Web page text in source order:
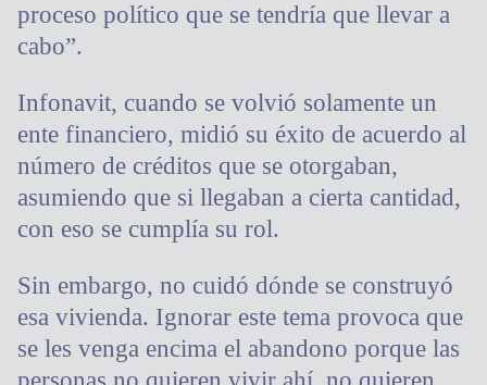
proceso político que se tendría que llevar a
cabo”.
Infonavit, cuando se volvió solamente un
ente financiero, midió su éxito de acuerdo al
número de créditos que se otorgaban,
asumiendo que si llegaban a cierta cantidad,
con eso se cumplía su rol.
Sin embargo, no cuidó dónde se construyó
esa vivienda. Ignorar este tema provoca que
se les venga encima el abandono porque las